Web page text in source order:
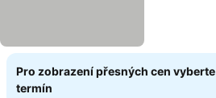
Pro zobrazení přesných cen vyberte
termín